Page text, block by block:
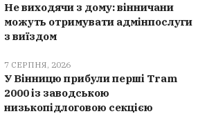
Не виходячи з дому: вінничани
можуть отримувати адмінпослуги
з виїздом
7 СЕРПНЯ, 2026
У Вінницю прибули перші Tram
2000 із заводською
низькопідлоговою секцією